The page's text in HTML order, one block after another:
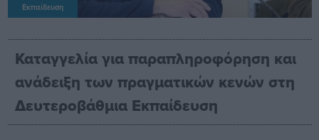
Εκπαίδευση
Καταγγελία για παραπληροφόρηση και
ανάδειξη των πραγματικών κενών στη
Δευτεροβάθμια Εκπαίδευση